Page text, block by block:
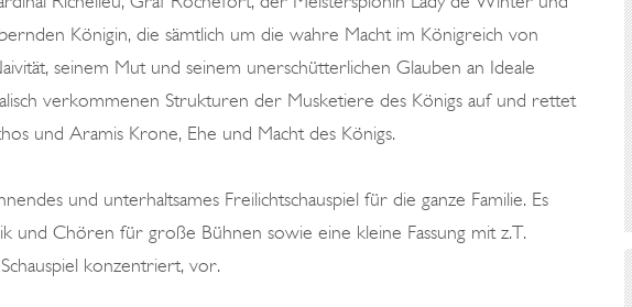
Königin, die sämtlich um die wahre Macht im Königreich von
seinem Mut und seinem unerschütterlichen Glauben an Ideale
verkommenen Strukturen der Musketiere des Königs auf und rettet
und Aramis Krone, Ehe und Macht des Königs.
und unterhaltsames Freilichtschauspiel für die ganze Familie. Es
und Chören für große Bühnen sowie eine kleine Fassung mit z.T.
konzentriert, vor.